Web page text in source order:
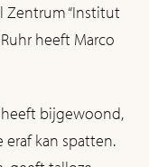
Zentrum “Institut
heeft Marco
bijgewoond,
kan spatten.